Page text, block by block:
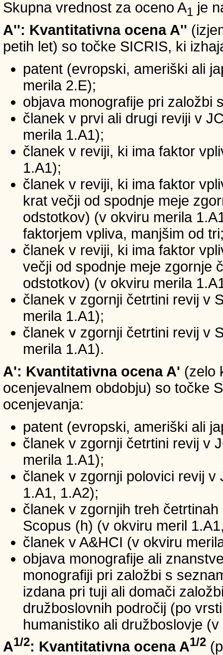
Skupna vrednost za oceno A1 je
A'': Kvantitativna ocena A''
petih let) so točke SICRIS, ki
patent (evropski, ameriški ali
merila 2.E);
objava monografije pri založbi
članek v prvi ali drugi reviji v
merila 1.A1);
članek v reviji, ki ima faktor
1.A1);
članek v reviji, ki ima faktor
krat večji od spodnje meje
odstotkov) (v okviru merila
faktorjem vpliva, manjšim od
članek v reviji, ki ima faktor
večji od spodnje meje zgornje
odstotkov) (v okviru merila
članek v zgornji četrtini revij v
merila 1.A1);
članek v zgornji četrtini revij v
merila 1.A1).
A': Kvantitativna ocena A' (zelo
ocenjevalnem obdobju) so točke
ocenjevanja:
patent (evropski, ameriški ali
članek v zgornji četrtini revij v
merila 1.A1);
članek v zgornji polovici revij
1.A1, 1.A2);
članek v zgornjih treh
Scopus (h) (v okviru meril
članek v A&HCI (v okviru
objava monografije ali
monografiji pri založbi s
izdana pri tuji ali domači
družboslovnih področij (po
humanistiko ali družboslovje
A1/2: Kvantitativna ocena A1/2